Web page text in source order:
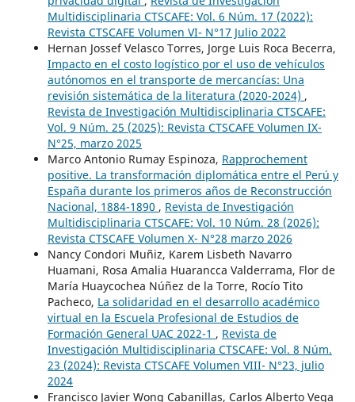
Multidisciplinaria CTSCAFE: Vol. 6 Núm. 17 (2022):
Revista CTSCAFE Volumen VI- N°17 Julio 2022
Hernan Jossef Velasco Torres, Jorge Luis Roca Becerra,
Impacto en el costo logístico por el uso de vehículos
autónomos en el transporte de mercancías: Una
revisión sistemática de la literatura (2020-2024) ,
Revista de Investigación Multidisciplinaria CTSCAFE:
Vol. 9 Núm. 25 (2025): Revista CTSCAFE Volumen IX-
N°25, marzo 2025
Marco Antonio Rumay Espinoza, Rapprochement
positive. La transformación diplomática entre el Perú y
España durante los primeros años de Reconstrucción
Nacional, 1884-1890 , Revista de Investigación
Multidisciplinaria CTSCAFE: Vol. 10 Núm. 28 (2026):
Revista CTSCAFE Volumen X- N°28 marzo 2026
Nancy Condori Muñiz, Karem Lisbeth Navarro
Huamani, Rosa Amalia Huarancca Valderrama, Flor de
María Huaycochea Núñez de la Torre, Rocío Tito
Pacheco, La solidaridad en el desarrollo académico
virtual en la Escuela Profesional de Estudios de
Formación General UAC 2022-1 , Revista de
Investigación Multidisciplinaria CTSCAFE: Vol. 8 Núm.
23 (2024): Revista CTSCAFE Volumen VIII- N°23, julio
2024
Francisco Javier Wong Cabanillas, Carlos Alberto Vega